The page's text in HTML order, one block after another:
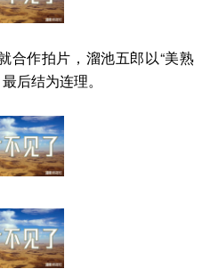
合作拍片，溜池五郎以“美熟
后结为连理。